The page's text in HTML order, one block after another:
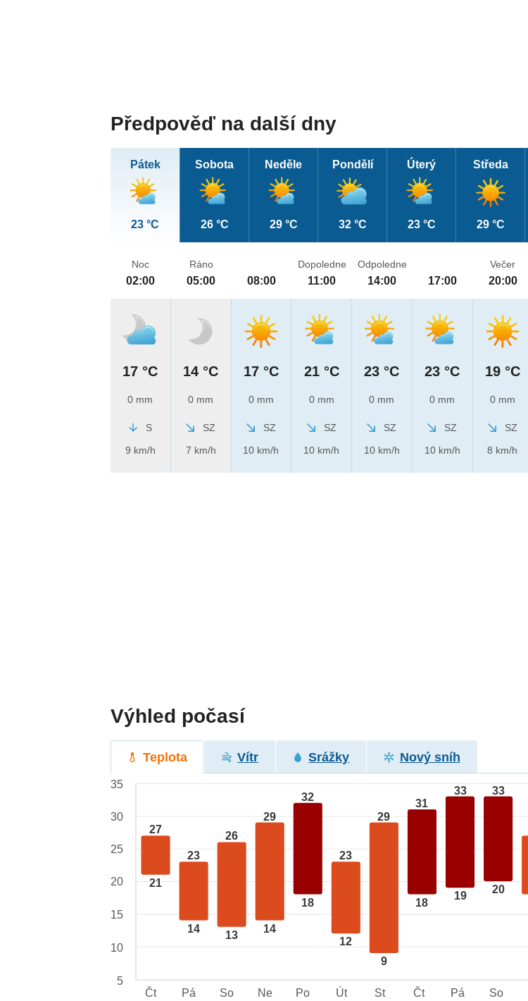
Předpověď na další dny
Pátek
23 °C
Sobota
26 °C
Neděle
29 °C
Pondělí
32 °C
Úterý
23 °C
Středa
29 °C
Noc
02:00
17 °C
0 mm
S
9 km/h
Ráno
05:00
14 °C
0 mm
SZ
7 km/h
08:00
17 °C
0 mm
SZ
10 km/h
Dopoledne
11:00
21 °C
0 mm
SZ
10 km/h
Odpoledne
14:00
23 °C
0 mm
SZ
10 km/h
17:00
23 °C
0 mm
SZ
10 km/h
Večer
20:00
19 °C
0 mm
SZ
8 km/h
Výhled počasí
Teplota Vítr Srážky Nový sníh
27
21
23
14
26
13
29
14
32
18
23
12
29
9
31
18
33
19
33
20
35
30
25
20
15
10
5
Čt
Pá So Ne Po Út St Čt Pá So